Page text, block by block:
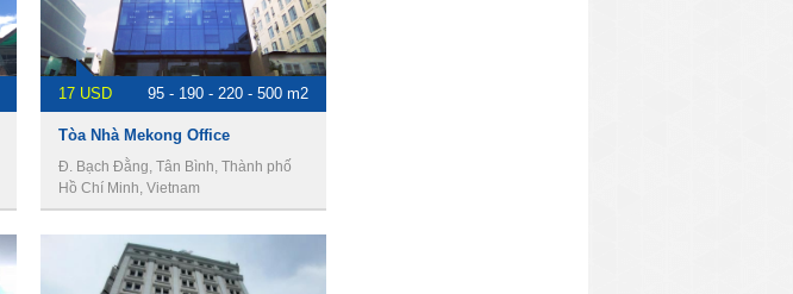
17 USD 95 - 190 - 220 - 500 m2
Tòa Nhà Mekong Office
Đ. Bạch Đằng, Tân Bình, Thành phố
Hồ Chí Minh, Vietnam